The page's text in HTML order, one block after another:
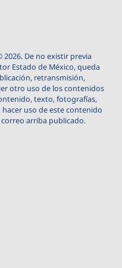
De no existir previa
Estado de México, queda
retransmisión,
otro uso de los contenidos
texto, fotografías,
uso de este contenido
arriba publicado.